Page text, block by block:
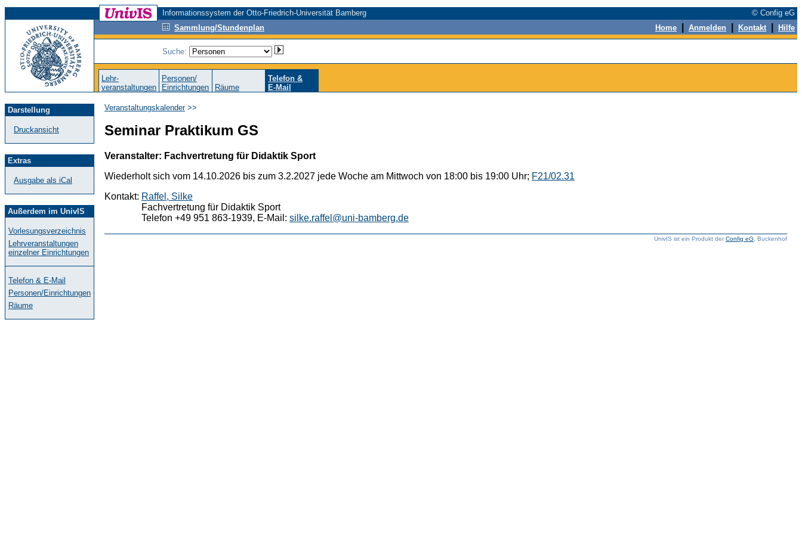
Informationssystem der Otto-Friedrich-Universität Bamberg
© Config eG
Sammlung/Stundenplan
Home Anmelden Kontakt Hilfe
Suche:
Lehr-
veranstaltungen
Personen/
Einrichtungen
Räume
Telefon &
E-Mail
Darstellung
Druckansicht
Extras
Ausgabe als iCal
Außerdem im UnivIS
Vorlesungsverzeichnis
Lehrveranstaltungen
einzelner Einrichtungen
Telefon & E-Mail
Personen/Einrichtungen
Räume
Veranstaltungskalender>>
Seminar Praktikum GS
Veranstalter: Fachvertretung für Didaktik Sport
Wiederholt sich vom 14.10.2026 bis zum 3.2.2027 jede Woche am Mittwoch von 18:00 bis 19:00 Uhr; F21/02.31
Kontakt: Raffel, Silke
Fachvertretung für Didaktik Sport
Telefon +49 951 863-1939, E-Mail: silke.raffel@uni-bamberg.de
UnivIS ist ein Produkt derConfig eG , Buckenhof